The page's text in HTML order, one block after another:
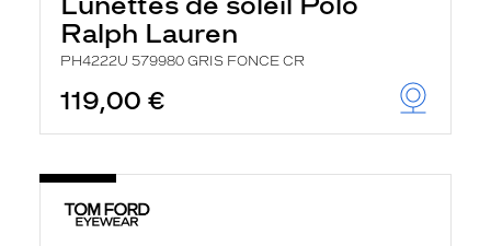
Ralph Lauren
PH4222U 579980 GRIS FONCE CR
119,00 €